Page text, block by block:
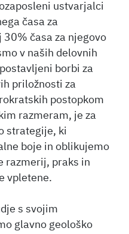
ustvarjalci
časa za
časa za njegovo
v naših delovnih
borbi za
priložnosti za
postopkom
razmeram, je za
strategije, ki
boje in oblikujemo
razmerij, praks in
vpletene.
s svojim
glavno geološko